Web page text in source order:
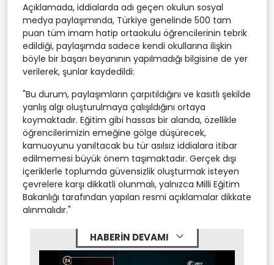
Açıklamada, iddialarda adı geçen okulun sosyal
medya paylaşımında, Türkiye genelinde 500 tam
puan tüm imam hatip ortaokulu öğrencilerinin tebrik
edildiği, paylaşımda sadece kendi okullarına ilişkin
böyle bir başarı beyanının yapılmadığı bilgisine de yer
verilerek, şunlar kaydedildi:
"Bu durum, paylaşımların çarpıtıldığını ve kasıtlı şekilde
yanlış algı oluşturulmaya çalışıldığını ortaya
koymaktadır. Eğitim gibi hassas bir alanda, özellikle
öğrencilerimizin emeğine gölge düşürecek,
kamuoyunu yanıltacak bu tür asılsız iddialara itibar
edilmemesi büyük önem taşımaktadır. Gerçek dışı
içeriklerle toplumda güvensizlik oluşturmak isteyen
çevrelere karşı dikkatli olunmalı, yalnızca Milli Eğitim
Bakanlığı tarafından yapılan resmi açıklamalar dikkate
alınmalıdır."
HABERİN DEVAMI